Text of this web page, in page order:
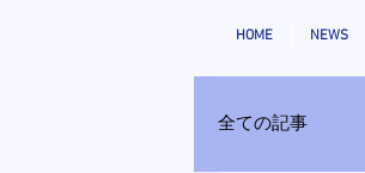
HOME NEWS
全ての記事